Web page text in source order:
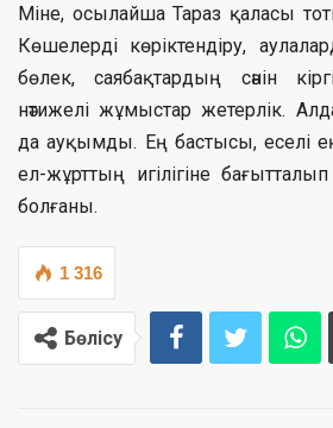
Міне, осылайша Тараз қаласы
Көшелерді көріктендіру,
бөлек, саябақтардың сәнін
нәтижелі жұмыстар жетерлік.
да ауқымды. Ең бастысы, еселі
ел-жұрттың игілігіне
болғаны.
1 316
Бөлісу